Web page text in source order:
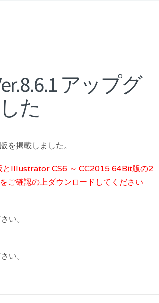
アップグ
た
掲載しました。
Illustrator CS6 ～ CC2015 64Bit版の2
ご確認の上ダウンロードしてください
い。
い。